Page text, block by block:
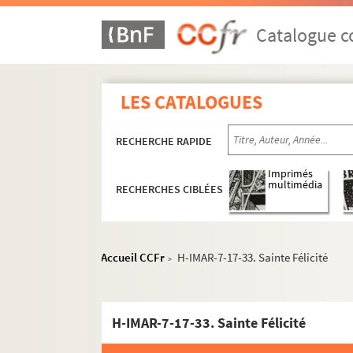
Catalogue
LES CATALOGUES
RECHERCHE RAPIDE
RECHERCHES CIBLÉES
Imprimés
multimédia
Accueil CCFr > H-IMAR-7-17-33. Sainte Félicité
H-IMAR-7-17-33. Sainte Félicité